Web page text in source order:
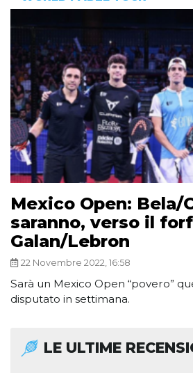
Mexico Open: Bela/
saranno, verso il
Galan/Lebron
22 Novembre 2022, 16:58
Sarà un Mexico Open “povero”
disputato in settimana.
LE ULTIME